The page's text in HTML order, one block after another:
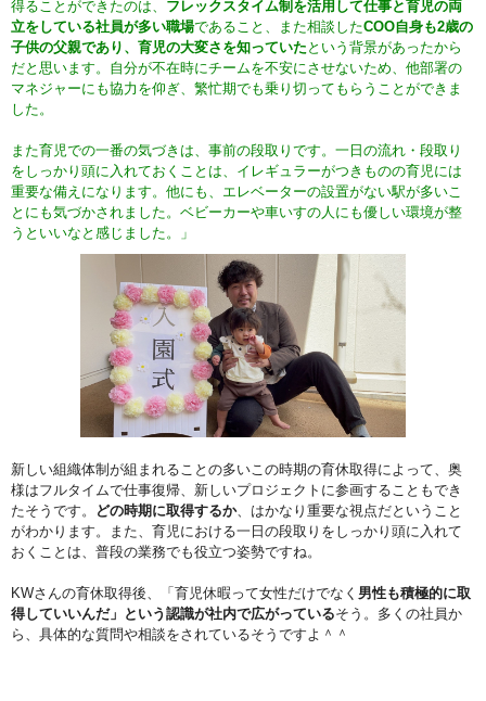
得ることができたのは、 フレックスタイム制を活用して仕事と育児の両
立をしている社員が多い職場であること、また相談したCOO自身も2歳の
子供の父親であり、育児の大変さを知っていた という背景があったから
だと思います。自分が不在時にチームを不安にさせないため、他部署の
マネジャーにも協力を仰ぎ、繁忙期でも乗り切ってもらうことができま
した。
また育児での一番の気づきは、事前の段取りです。一日の流れ・段取り
をしっかり頭に入れておくことは、イレギュラーがつきものの育児には
重要な備えになります。他にも、エレベーターの設置がない駅が多いこ
とにも気づかされました。ベビーカーや車いすの人にも優しい環境が整
うといいなと感じました。」
新しい組織体制が組まれることの多いこの時期の育休取得によって、奥
様はフルタイムで仕事復帰、新しいプロジェクトに参画することもでき
たそうです。
どの時期に取得するか、はかなり重要な視点だということ
がわかります。また、育児における一日の段取りをしっかり頭に入れて
おくことは、普段の業務でも役立つ姿勢ですね。
KWさんの育休取得後、「育児休暇って女性だけでなく 男性も積極的に取
得していいんだ」という認識が社内で広がっているそう。多くの社員か
ら、具体的な質問や相談をされているそうですよ＾＾